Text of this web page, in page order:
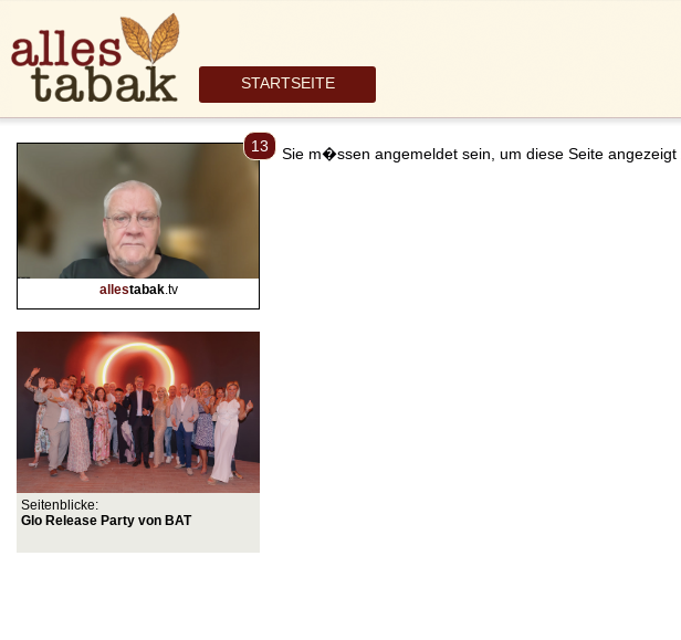
STARTSEITE
13
allestabak.tv
Seitenblicke:
Glo Release Party von BAT
Sie m�ssen angemeldet sein, um diese Seite angezeigt